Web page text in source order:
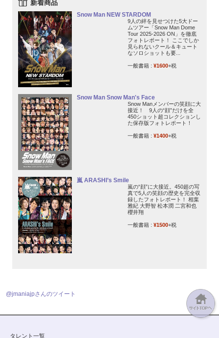
新着商品
Snow Man NEW STARDOM
9人の絆を見せつけた5大ドー
ムツアー「Snow Man Dome
Tour 2025-2026 ON」を徹底
フォトレポート！ ここでしか
見られないクール＆キュート
なソロショットも要...
一般書籍 : ¥1600+税
Snow Man Snow Man's Face
Snow Manメンバーの笑顔に大
接近！ 9人の“顔”だけを全
450ショット超コレクションし
た保存版フォトレポート！
一般書籍 : ¥1400+税
嵐 ARASHI’s Smile
嵐の“顔”に大接近。450超の写
真で5人の笑顔の歴史を完全収
録したフォトレポート！ 相葉
雅紀 大野智 松本潤 二宮和也
櫻井翔
一般書籍 : ¥1500+税
@jmaniajpさんのツイート
タレント一覧